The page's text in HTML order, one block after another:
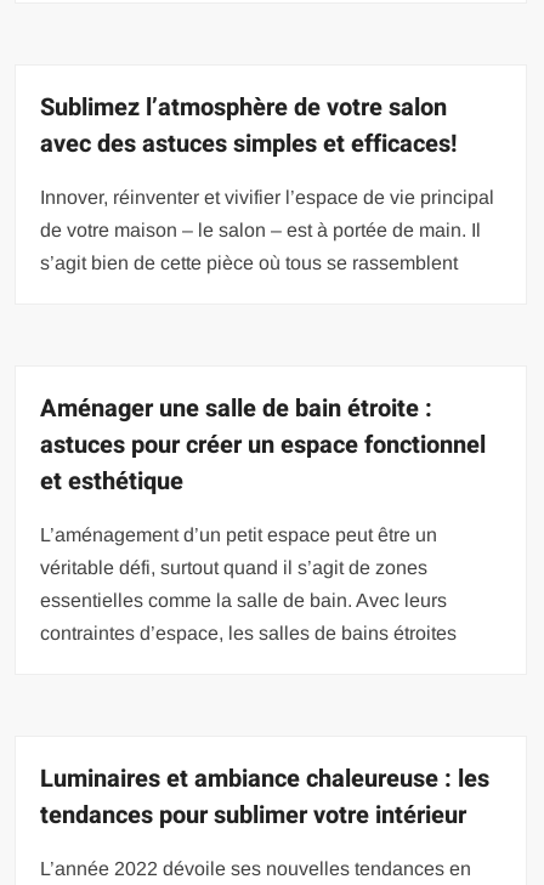
Sublimez l’atmosphère de votre salon
avec des astuces simples et efficaces!
Innover, réinventer et vivifier l’espace de vie principal
de votre maison – le salon – est à portée de main. Il
s’agit bien de cette pièce où tous se rassemblent
Aménager une salle de bain étroite :
astuces pour créer un espace fonctionnel
et esthétique
L’aménagement d’un petit espace peut être un
véritable défi, surtout quand il s’agit de zones
essentielles comme la salle de bain. Avec leurs
contraintes d’espace, les salles de bains étroites
Luminaires et ambiance chaleureuse : les
tendances pour sublimer votre intérieur
L’année 2022 dévoile ses nouvelles tendances en